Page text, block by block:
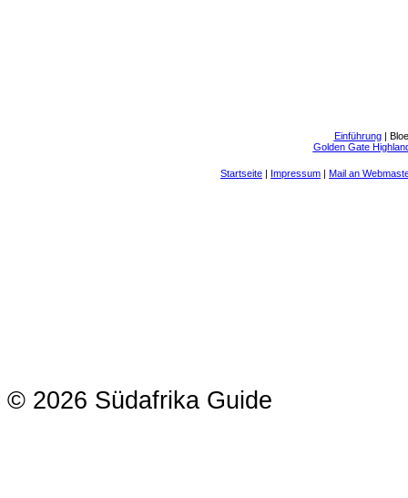
Einführung
Golden Gate
Startseite Impressum Mail an
© 2026 Südafrika Guide